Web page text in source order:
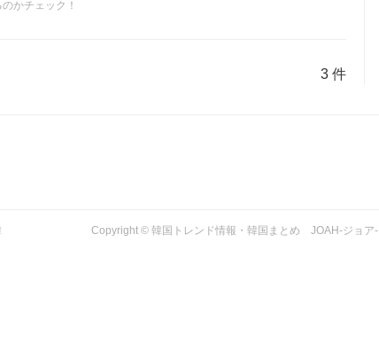
かチェック！
3 件
Copyright © 韓国トレンド情報・韓国まとめ JOAH-ジョア-